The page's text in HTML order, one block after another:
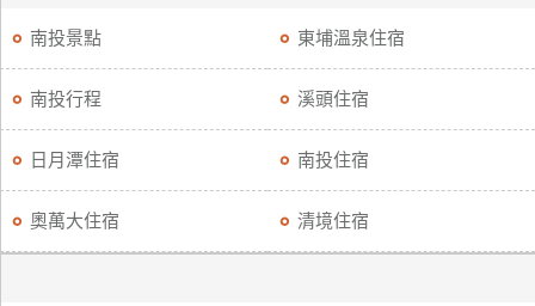
南投景點 東埔溫泉住宿
南投行程 溪頭住宿
日月潭住宿 南投住宿
奧萬大住宿 清境住宿